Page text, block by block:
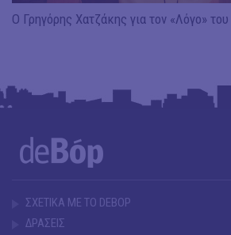
Ο Γρηγόρης Χατζάκης για τον «Λόγο»
ΣΧΕΤΙΚΑ ΜΕ ΤΟ DEBOP
ΔΡΑΣΕΙΣ